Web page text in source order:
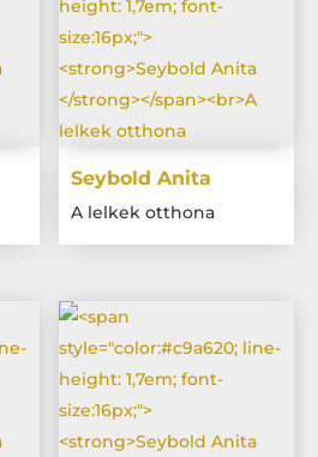
Seybold Anita
A lelkek otthona